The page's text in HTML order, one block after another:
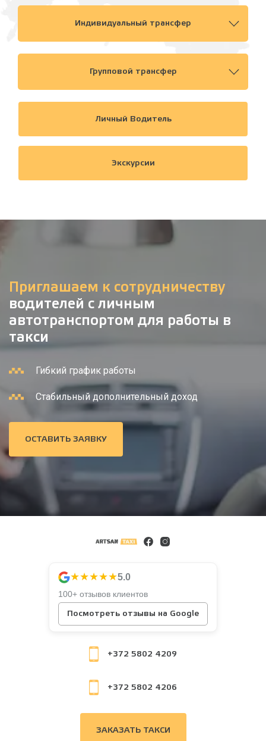
Индивидуальный трансфер
Групповой трансфер
Личный Водитель
Экскурсии
Приглашаем к сотрудничеству
водителей с личным
автотранспортом для работы в
такси
Гибкий график работы
Стабильный дополнительный доход
ОСТАВИТЬ ЗАЯВКУ
★★★★★5.0
100+ отзывов клиентов
Посмотреть отзывы на Google
+372 5802 4209
+372 5802 4206
ЗАКАЗАТЬ ТАКСИ